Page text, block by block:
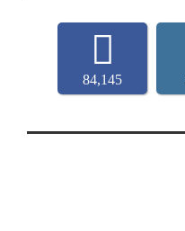
84,145